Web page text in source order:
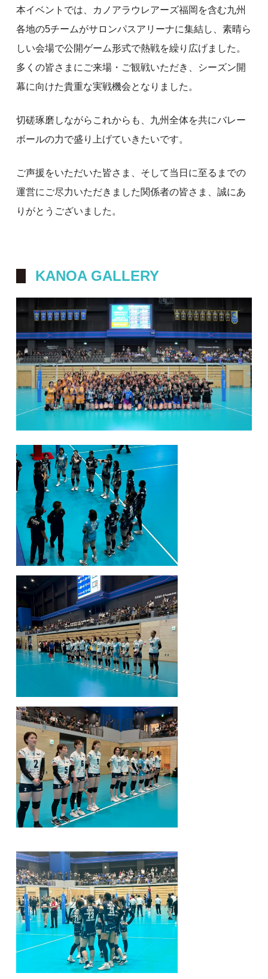
本イベントでは、カノアラウレアーズ福岡を含む九州
各地の5チームがサロンパスアリーナに集結し、素晴ら
しい会場で公開ゲーム形式で熱戦を繰り広げました。
多くの皆さまにご来場・ご観戦いただき、シーズン開
幕に向けた貴重な実戦機会となりました。
切磋琢磨しながらこれからも、九州全体を共にバレー
ボールの力で盛り上げていきたいです。
ご声援をいただいた皆さま、そして当日に至るまでの
運営にご尽力いただきました関係者の皆さま、誠にあ
りがとうございました。
KANOA GALLERY